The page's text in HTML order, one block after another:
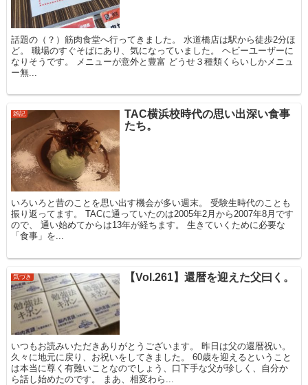
話題の（？）筋肉食堂へ行ってきました。 水道橋店は駅から徒歩2分ほ
ど。 職場のすぐそばにあり、気になっていました。 ヘビーユーザーに
なりそうです。 メニューが意外と豊富 どうせ３種類くらいしかメニュ
ー無...
雑記
TAC横浜校時代の思い出深い食事
たち。
いろいろと昔のことを思い出す機会が多い週末。 受験生時代のことも
振り返ってます。 TACに通っていたのは2005年2月から2007年8月です
ので、 通い始めてからは13年が経ちます。 生きていくために必要な
「食事」を...
気づき 【Vol.261】還暦を迎えた父曰く。
いつもお読みいただきありがとうございます。 昨日は父の還暦祝い。
久々に地元に戻り、お祝いをしてきました。 60歳を迎えるということ
は本当に尊く有難いことなのでしょう、口下手な父が珍しく、自分か
ら話し始めたのです。 まあ、相変わら...